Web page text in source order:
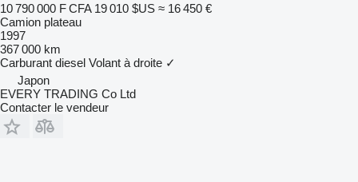
10 790 000 F CFA 19 010 $US ≈ 16 450 €
Camion plateau
1997
367 000 km
Carburant diesel Volant à droite ✓
Japon
EVERY TRADING Co Ltd
Contacter le vendeur